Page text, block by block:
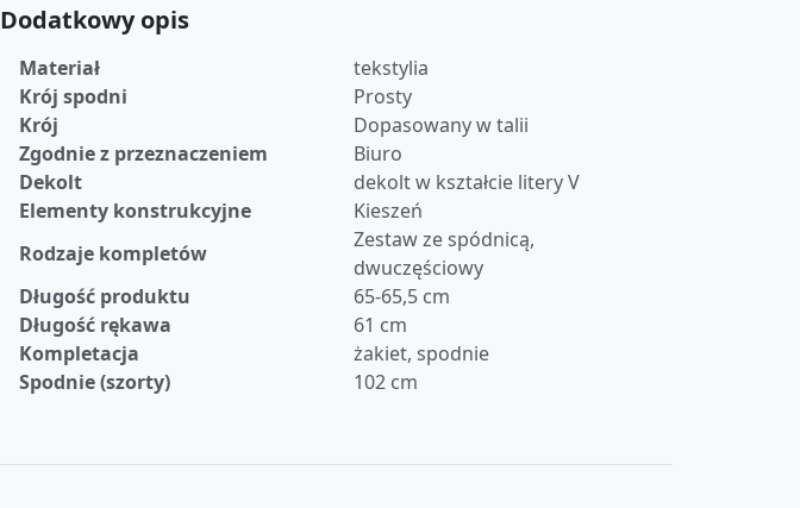
Dodatkowy opis
Materiał
tekstylia
Krój spodni
Prosty
Krój
Dopasowany w talii
Zgodnie z przeznaczeniem
Biuro
Dekolt
dekolt w kształcie litery V
Elementy konstrukcyjne
Kieszeń
Rodzaje kompletów
Zestaw ze spódnicą,
dwuczęściowy
Długość produktu
65-65,5 cm
Długość rękawa
61 cm
Kompletacja
żakiet, spodnie
Spodnie (szorty)
102 cm